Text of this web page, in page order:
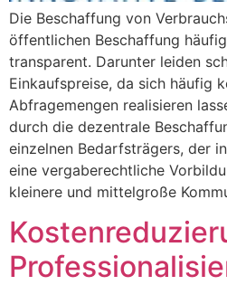
Die Beschaffung von
öffentlichen Beschaffung
transparent. Darunter leiden
Einkaufspreise, da sich häufig
Abfragemengen realisieren
durch die dezentrale
einzelnen Bedarfsträgers, der
eine vergaberechtliche
kleinere und mittelgroße